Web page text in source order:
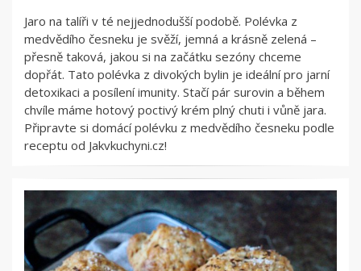
Jaro na talíři v té nejjednodušší podobě. Polévka z
medvědího česneku je svěží, jemná a krásně zelená –
přesně taková, jakou si na začátku sezóny chceme
dopřát. Tato polévka z divokých bylin je ideální pro jarní
detoxikaci a posílení imunity. Stačí pár surovin a během
chvíle máme hotový poctivý krém plný chuti i vůně jara.
Připravte si domácí polévku z medvědího česneku podle
receptu od Jakvkuchyni.cz!